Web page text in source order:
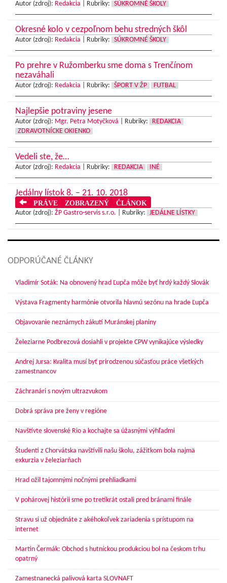
Autor (zdroj): Redakcia Rubriky: SÚKROMNÉ ŠKOLY
Okresné kolo v cezpoľnom behu stredných škôl
Autor (zdroj): Redakcia Rubriky: SÚKROMNÉ ŠKOLY
Po prehre v Ružomberku sme doma s Trenčínom
nezaváhali
Autor (zdroj): Redakcia Rubriky: ŠPORT V ŽP FUTBAL
Najlepšie potraviny jesene
Autor (zdroj): Mgr. Petra Motyčková Rubriky:
REDAKCIA
ZDRAVOTNÍCKE OKIENKO
Vedeli ste, že…
Autor (zdroj): Redakcia Rubriky: REDAKCIA INÉ
Jedálny lístok 8. – 21. 10. 2018
PRÁVE ZOBRAZENÝ ČLÁNOK
Autor (zdroj): ŽP Gastro-servis s.r.o. Rubriky: JEDÁLNE LÍSTKY
ODPORÚČANÉ ČLÁNKY
Vladimír Soták: Na obnovený hrad Ľupča môže byť hrdý každý Slovák
Výstava Fragmenty harmónie otvorila hlavnú sezónu na hrade Ľupča
Objavovanie neznámych zákutí Muránskej planiny
Železiarne Podbrezová dosiahli v projekte CPW vynikajúce výsledky
Andrej Jursa: Kvalita musí byť prirodzenou súčasťou práce všetkých
zamestnancov
Záchranári s novým ultrazvukom
Dobrá správa pre ženy v regióne
Navštívte slovenské Rio a kochajte sa úžasnými výhľadmi
Študenti z Chorvátska navštívili našu školu, zážitkom bola najmä
exkurzia v železiarňach
Hrad ožil tajomnými nočnými prehliadkami
V pohárovej histórii sme po tretíkrát ostali pred bránami finále
Stravu si už objednáte z akéhokoľvek zariadenia s prístupom na
internet
Martin Čermák: Obchod s hutníckou produkciou bol na českom trhu
opatrný
Zamestnanecká palivová karta SLOVNAFT